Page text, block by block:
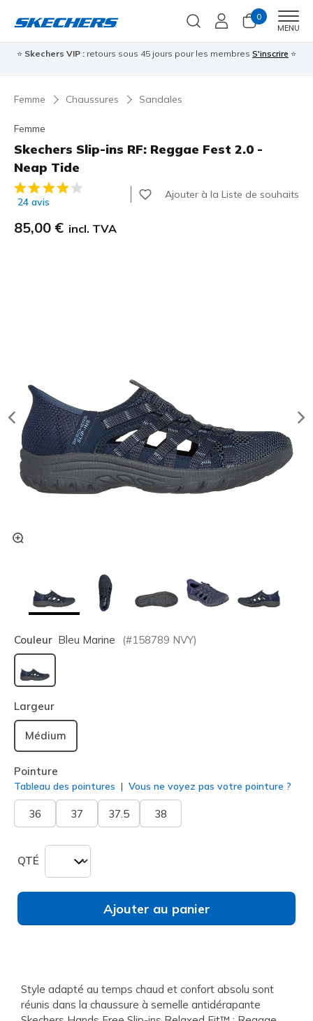
0
MENU
⭐ Skechers VIP : retours sous 45 jours pour les membres S'inscrire ⭐
Femme Chaussures Sandales
Femme
Skechers Slip-ins RF: Reggae Fest 2.0 -
Neap Tide
Évaluation client 5 sur 5
24 avis
Ajouter à la Liste de souhaits
85,00 € incl. TVA
Couleur Bleu Marine (#158789 NVY)
sélectionné
Largeur
Médium
Pointure
Tableau des pointures Vous ne voyez pas votre pointure ?
36 37 37.5 38
QTÉ
Ajouter au panier
Style adapté au temps chaud et confort absolu sont
réunis dans la chaussure à semelle antidérapante